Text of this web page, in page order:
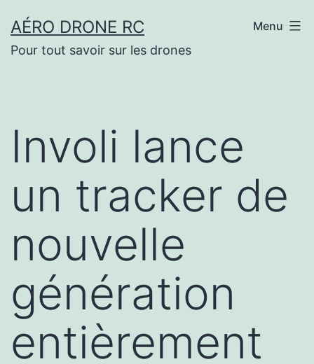
au
contenu
AÉRO DRONE RC
Pour tout savoir sur les drones
Menu
Involi lance
un tracker de
nouvelle
génération
entièrement